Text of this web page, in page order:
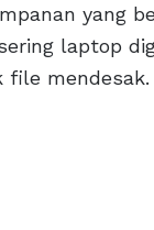
yang
laptop
file mendesak.